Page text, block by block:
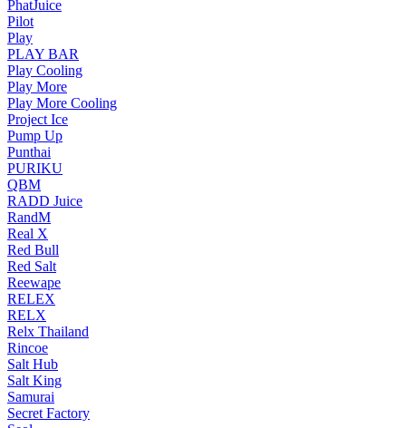
PhatJuice
Pilot
Play
PLAY BAR
Play Cooling
Play More
Play More Cooling
Project Ice
Pump Up
Punthai
PURIKU
QBM
RADD Juice
RandM
Real X
Red Bull
Red Salt
Reewape
RELEX
RELX
Relx Thailand
Rincoe
Salt Hub
Salt King
Samurai
Secret Factory